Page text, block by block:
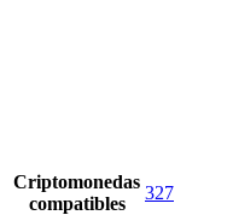
Criptomonedas
compatibles
327